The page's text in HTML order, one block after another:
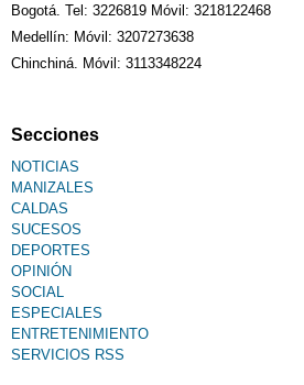
Bogotá. Tel: 3226819 Móvil: 3218122468
Medellín: Móvil: 3207273638
Chinchiná. Móvil: 3113348224
Secciones
NOTICIAS
MANIZALES
CALDAS
SUCESOS
DEPORTES
OPINIÓN
SOCIAL
ESPECIALES
ENTRETENIMIENTO
SERVICIOS RSS